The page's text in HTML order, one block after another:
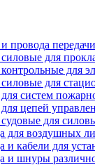
провода
для
для
для
систем
цепей
для
для воздушных
и кабели для
и шнуры